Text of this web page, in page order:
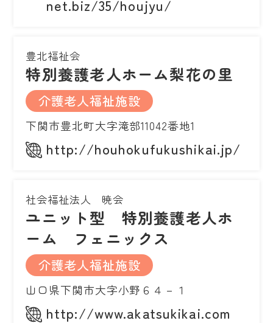
net.biz/35/houjyu/
豊北福祉会
特別養護老人ホーム梨花の里
介護老人福祉施設
下関市豊北町大字滝部11042番地1
http://houhokufukushikai.jp/
社会福祉法人 暁会
ユニット型 特別養護老人ホ
ーム フェニックス
介護老人福祉施設
山口県下関市大字小野６４－１
http://www.akatsukikai.com